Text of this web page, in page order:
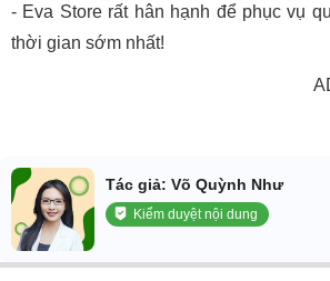
- Eva Store rất hân hạnh để phục vụ
thời gian sớm nhất!
Tác giả: Võ Quỳnh Như
Kiểm duyệt nội dung